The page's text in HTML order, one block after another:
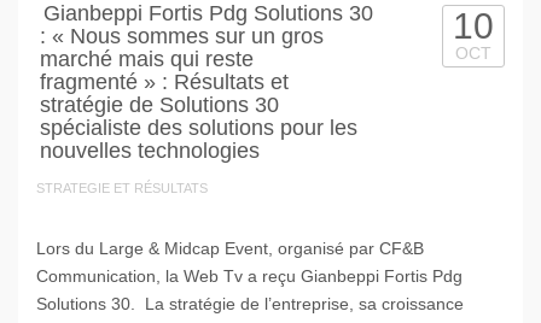
Gianbeppi Fortis Pdg Solutions 30
: « Nous sommes sur un gros
marché mais qui reste
fragmenté » : Résultats et
stratégie de Solutions 30
spécialiste des solutions pour les
nouvelles technologies
STRATEGIE ET RÉSULTATS
10
OCT
Lors du Large & Midcap Event, organisé par CF&B
Communication, la Web Tv a reçu Gianbeppi Fortis Pdg
Solutions 30. La stratégie de l’entreprise, sa croissance